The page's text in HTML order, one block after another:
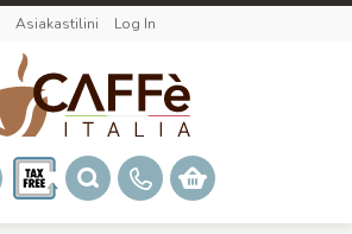
Asiakastilini Log In